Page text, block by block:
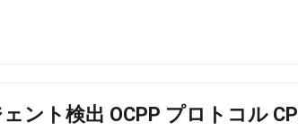
ント検出 OCPP プロトコル